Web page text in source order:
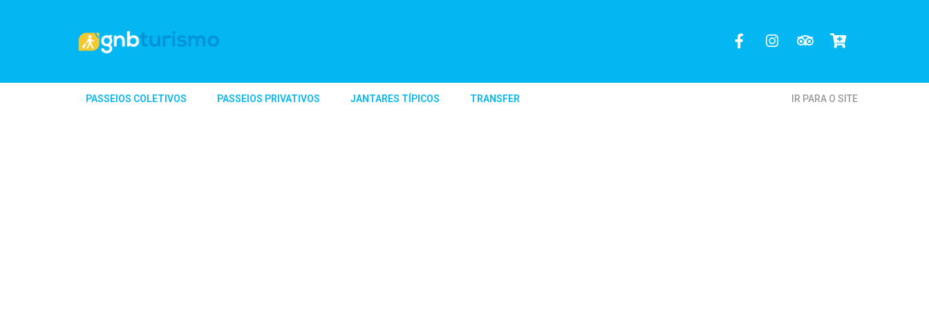
PASSEIOS COLETIVOS PASSEIOS PRIVATIVOS JANTARES TÍPICOS TRANSFER IR PARA O SITE